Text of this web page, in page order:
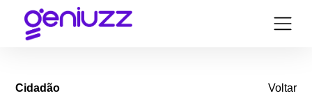
Cidadão Voltar